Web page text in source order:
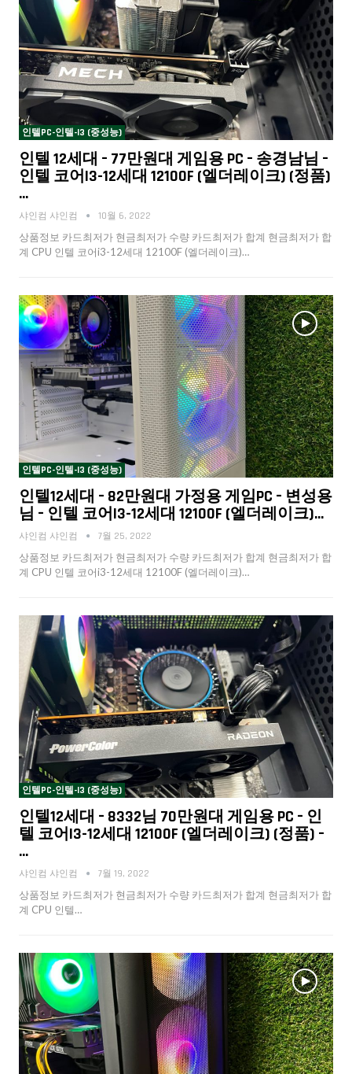
인텔PC-인텔-I3 (중성능)
인텔 12세대 – 77만원대 게임용 PC – 송경남님 –
인텔 코어i3-12세대 12100F (엘더레이크) (정품)
…
샤인컴 샤인컴 10월 6, 2022
상품정보 카드최저가 현금최저가 수량 카드최저가 합계 현금최저가 합
계 CPU 인텔 코어i3-12세대 12100F (엘더레이크)…
인텔PC-인텔-I3 (중성능)
인텔12세대 – 82만원대 가정용 게임PC – 변성용
님 – 인텔 코어i3-12세대 12100F (엘더레이크)…
샤인컴 샤인컴 7월 25, 2022
상품정보 카드최저가 현금최저가 수량 카드최저가 합계 현금최저가 합
계 CPU 인텔 코어i3-12세대 12100F (엘더레이크)…
인텔PC-인텔-I3 (중성능)
인텔12세대 – 8332님 70만원대 게임용 PC – 인
텔 코어i3-12세대 12100F (엘더레이크) (정품) –
…
샤인컴 샤인컴 7월 19, 2022
상품정보 카드최저가 현금최저가 수량 카드최저가 합계 현금최저가 합
계 CPU 인텔…